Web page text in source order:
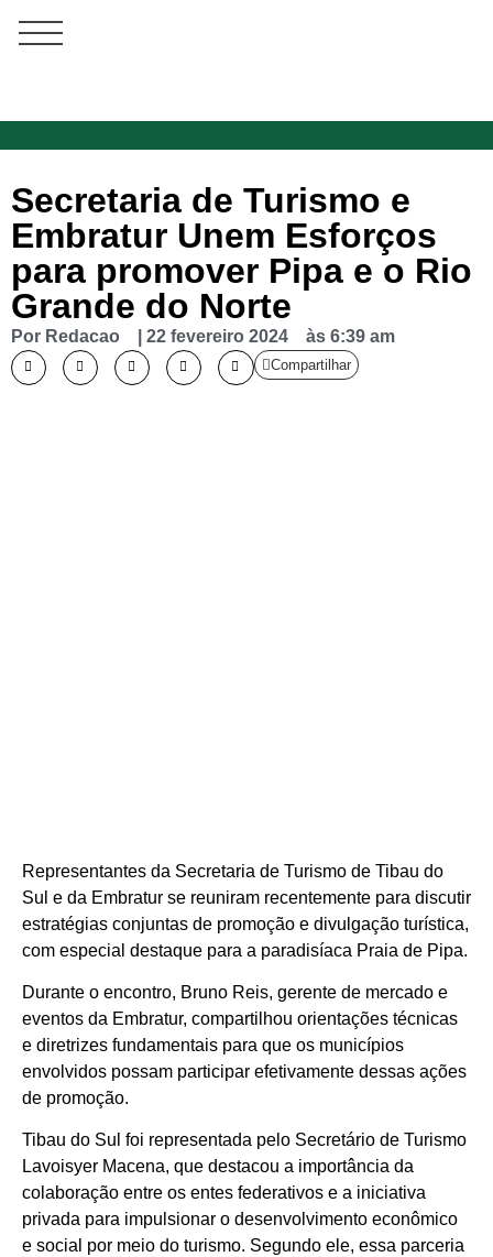
Secretaria de Turismo e
Embratur Unem Esforços
para promover Pipa e o Rio
Grande do Norte
Por Redacao 22 fevereiro 2024 às 6:39 am
Compartilhar
Representantes da Secretaria de Turismo de Tibau do
Sul e da Embratur se reuniram recentemente para discutir
estratégias conjuntas de promoção e divulgação turística,
com especial destaque para a paradisíaca Praia de Pipa.
Durante o encontro, Bruno Reis, gerente de mercado e
eventos da Embratur, compartilhou orientações técnicas
e diretrizes fundamentais para que os municípios
envolvidos possam participar efetivamente dessas ações
de promoção.
Tibau do Sul foi representada pelo Secretário de Turismo
Lavoisyer Macena, que destacou a importância da
colaboração entre os entes federativos e a iniciativa
privada para impulsionar o desenvolvimento econômico
e social por meio do turismo. Segundo ele, essa parceria